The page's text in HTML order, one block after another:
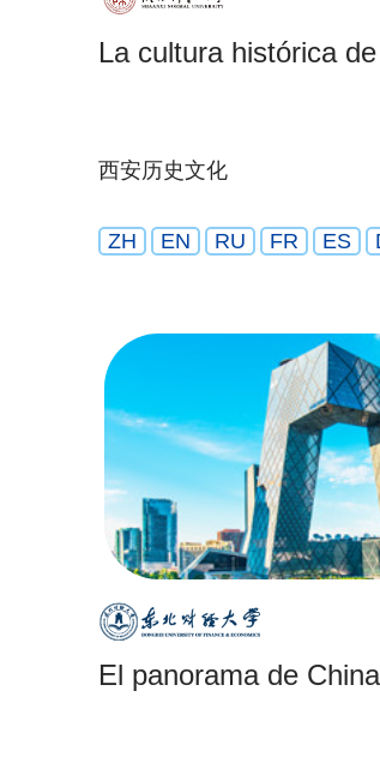
La cultura histórica de
西安历史文化
ZH EN RU FR ES
El panorama de China